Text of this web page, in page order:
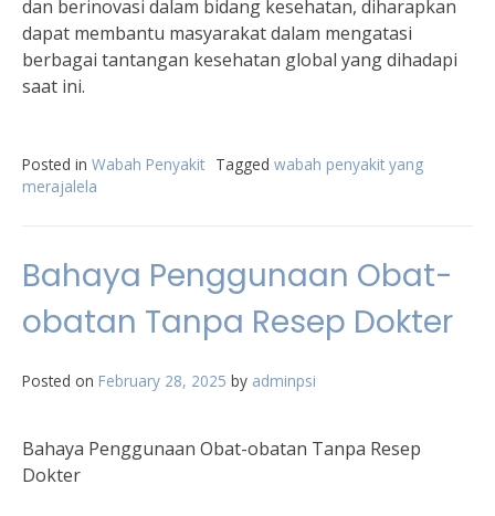
dan berinovasi dalam bidang kesehatan, diharapkan
dapat membantu masyarakat dalam mengatasi
berbagai tantangan kesehatan global yang dihadapi
saat ini.
Posted in Wabah Penyakit Tagged wabah penyakit yang
merajalela
Bahaya Penggunaan Obat-
obatan Tanpa Resep Dokter
Posted on February 28, 2025 by adminpsi
Bahaya Penggunaan Obat-obatan Tanpa Resep
Dokter